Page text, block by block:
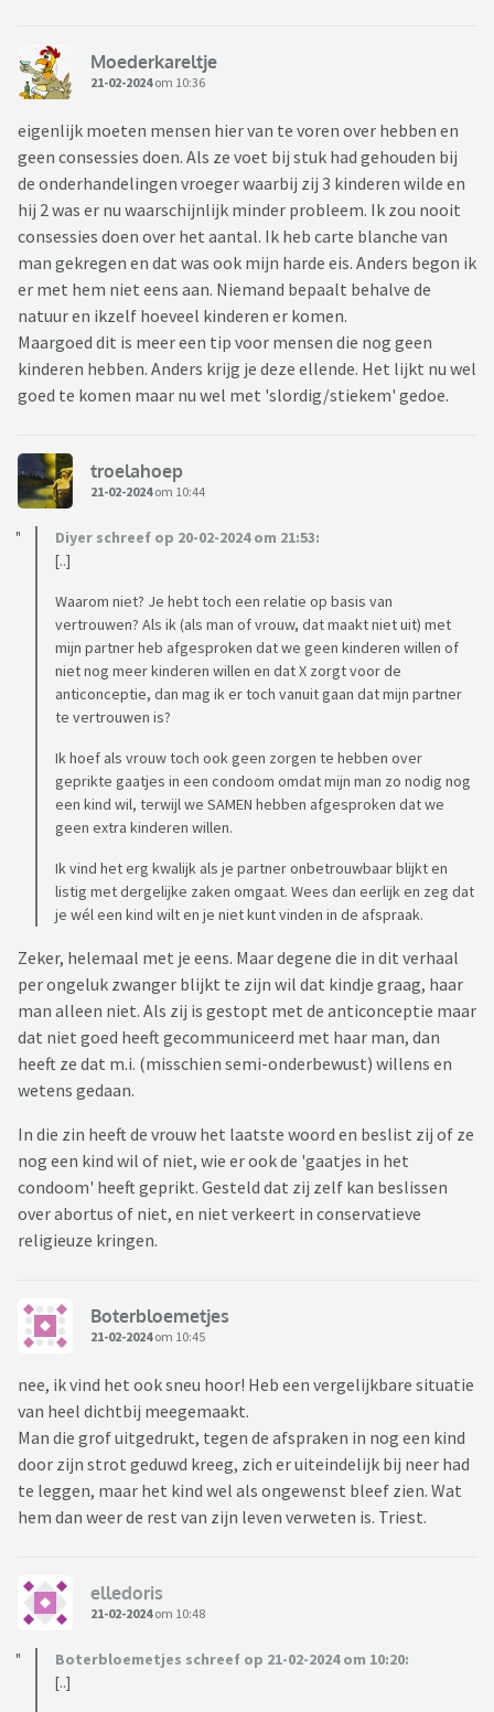
Moederkareltje
21-02-2024om 10:36
eigenlijk moeten mensen hier van te voren over hebben en
geen consessies doen. Als ze voet bij stuk had gehouden bij
de onderhandelingen vroeger waarbij zij 3 kinderen wilde en
hij 2 was er nu waarschijnlijk minder probleem. Ik zou nooit
consessies doen over het aantal. Ik heb carte blanche van
man gekregen en dat was ook mijn harde eis. Anders begon ik
er met hem niet eens aan. Niemand bepaalt behalve de
natuur en ikzelf hoeveel kinderen er komen.
Maargoed dit is meer een tip voor mensen die nog geen
kinderen hebben. Anders krijg je deze ellende. Het lijkt nu wel
goed te komen maar nu wel met 'slordig/stiekem' gedoe.
troelahoep
21-02-2024om 10:44
Diyer schreef op 20-02-2024 om 21:53:
[..]
Waarom niet? Je hebt toch een relatie op basis van
vertrouwen? Als ik (als man of vrouw, dat maakt niet uit) met
mijn partner heb afgesproken dat we geen kinderen willen of
niet nog meer kinderen willen en dat X zorgt voor de
anticonceptie, dan mag ik er toch vanuit gaan dat mijn partner
te vertrouwen is?
Ik hoef als vrouw toch ook geen zorgen te hebben over
geprikte gaatjes in een condoom omdat mijn man zo nodig nog
een kind wil, terwijl we SAMEN hebben afgesproken dat we
geen extra kinderen willen.
Ik vind het erg kwalijk als je partner onbetrouwbaar blijkt en
listig met dergelijke zaken omgaat. Wees dan eerlijk en zeg dat
je wél een kind wilt en je niet kunt vinden in de afspraak.
Zeker, helemaal met je eens. Maar degene die in dit verhaal
per ongeluk zwanger blijkt te zijn wil dat kindje graag, haar
man alleen niet. Als zij is gestopt met de anticonceptie maar
dat niet goed heeft gecommuniceerd met haar man, dan
heeft ze dat m.i. (misschien semi-onderbewust) willens en
wetens gedaan.
In die zin heeft de vrouw het laatste woord en beslist zij of ze
nog een kind wil of niet, wie er ook de 'gaatjes in het
condoom' heeft geprikt. Gesteld dat zij zelf kan beslissen
over abortus of niet, en niet verkeert in conservatieve
religieuze kringen.
Boterbloemetjes
21-02-2024om 10:45
nee, ik vind het ook sneu hoor! Heb een vergelijkbare situatie
van heel dichtbij meegemaakt.
Man die grof uitgedrukt, tegen de afspraken in nog een kind
door zijn strot geduwd kreeg, zich er uiteindelijk bij neer had
te leggen, maar het kind wel als ongewenst bleef zien. Wat
hem dan weer de rest van zijn leven verweten is. Triest.
elledoris
21-02-2024om 10:48
Boterbloemetjes schreef op 21-02-2024 om 10:20:
[..]